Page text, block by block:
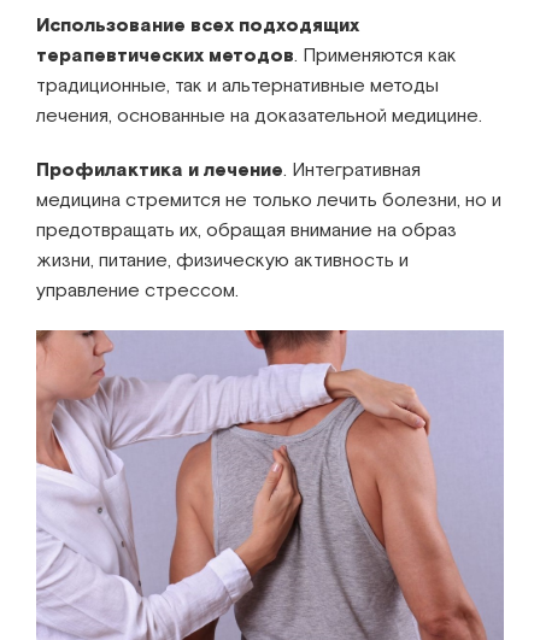
Использование всех подходящих
терапевтических методов. Применяются как
традиционные, так и альтернативные методы
лечения, основанные на доказательной медицине.
Профилактика и лечение. Интегративная
медицина стремится не только лечить болезни, но и
предотвращать их, обращая внимание на образ
жизни, питание, физическую активность и
управление стрессом.